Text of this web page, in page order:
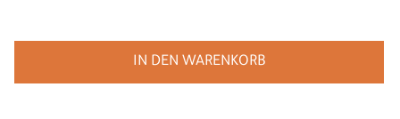
IN DEN WARENKORB